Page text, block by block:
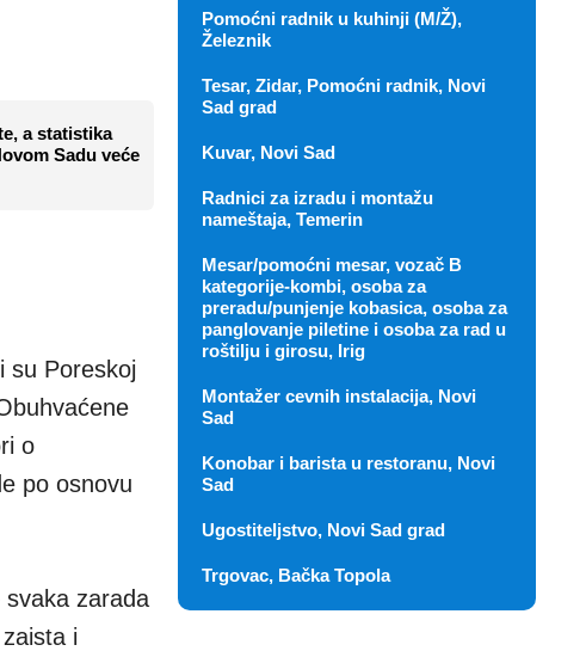
a statistika
Sadu veće
su Poreskoj
o
po osnovu
zarada
i
Pomoćni radnik u kuhinji (M/Ž),
Železnik
Tesar, Zidar, Pomoćni radnik, Novi
Sad grad
Kuvar, Novi Sad
Radnici za izradu i montažu
nameštaja, Temerin
Mesar/pomoćni mesar, vozač B
kategorije-kombi, osoba za
preradu/punjenje kobasica, osoba za
panglovanje piletine i osoba za rad u
roštilju i girosu, Irig
Montažer cevnih instalacija, Novi
Sad
Konobar i barista u restoranu, Novi
Sad
Ugostiteljstvo, Novi Sad grad
Trgovac, Bačka Topola